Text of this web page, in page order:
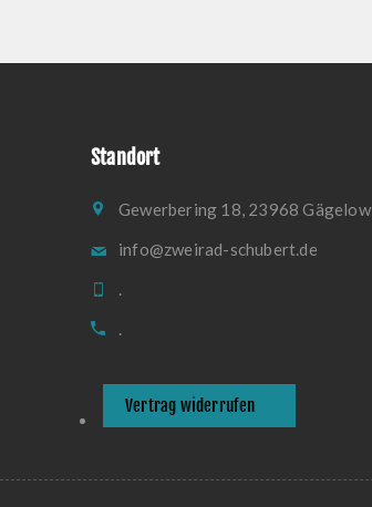
Standort
Gewerbering 18, 23968 Gägelow
info@zweirad-schubert.de
.
.
Vertrag widerrufen